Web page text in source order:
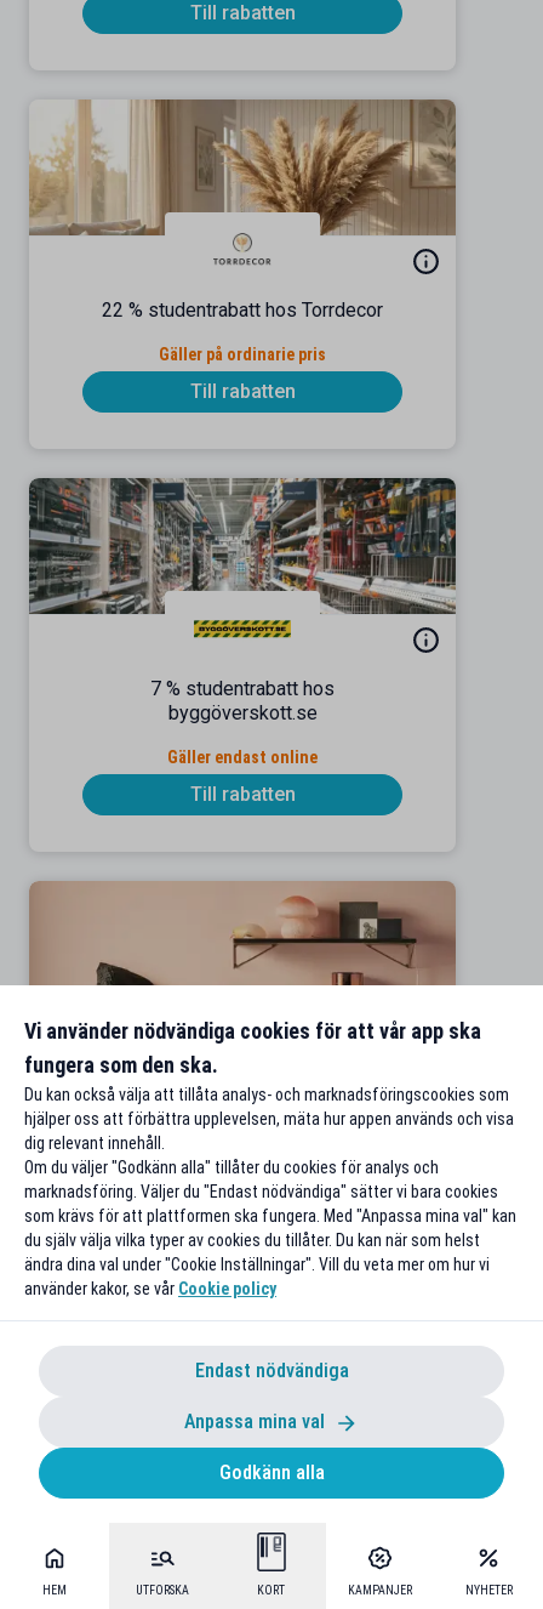
HEM UTFORSKA KORT KAMPANJER NYHETER
Till rabatten
22 % studentrabatt hos Torrdecor
Gäller på ordinarie pris
Till rabatten
7 % studentrabatt hos
byggöverskott.se
Gäller endast online
Till rabatten
20 % studentrabatt hos Maze
Gäller på ordinarie pris
Till rabatten
15 % studentrabatt hos Helmer
Design
Gäller ej för specialbeställningar och tjänster
Till rabatten
Vi använder nödvändiga cookies för att vår app ska
fungera som den ska.
Du kan också välja att tillåta analys- och marknadsföringscookies som
hjälper oss att förbättra upplevelsen, mäta hur appen används och visa
dig relevant innehåll.
Om du väljer "Godkänn alla" tillåter du cookies för analys och
marknadsföring. Väljer du "Endast nödvändiga" sätter vi bara cookies
som krävs för att plattformen ska fungera. Med "Anpassa mina val" kan
du själv välja vilka typer av cookies du tillåter. Du kan när som helst
ändra dina val under "Cookie Inställningar". Vill du veta mer om hur vi
använder kakor, se vår Cookie policy
Endast nödvändiga
Anpassa mina val
Godkänn alla